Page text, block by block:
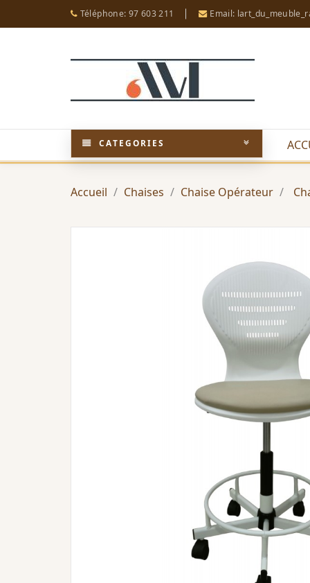
Téléphone: 97 603 211 Email:
CATEGORIES
Accueil Chaises Chaise Opérateur